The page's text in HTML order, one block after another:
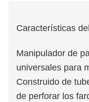
Características
Manipulador de
universales para
Construido de
de perforar los